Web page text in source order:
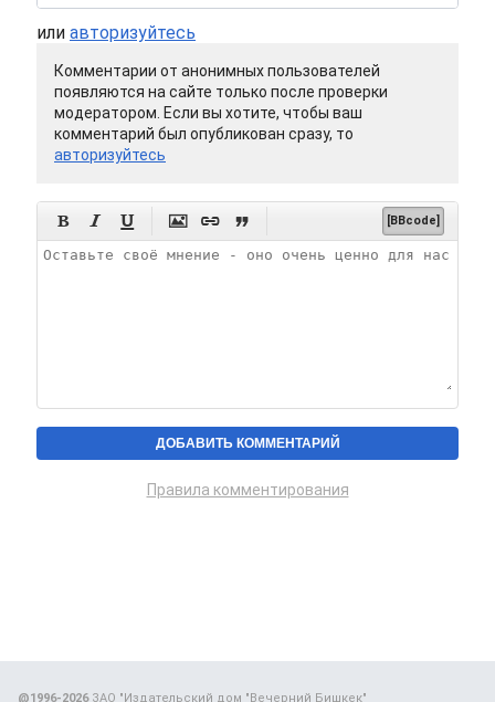
или авторизуйтесь
Комментарии от анонимных пользователей
появляются на сайте только после проверки
модератором. Если вы хотите, чтобы ваш
комментарий был опубликован сразу, то
авторизуйтесь
      [BBcode]
Правила комментирования
@1996-2026ЗАО "Издательский дом "Вечерний Бишкек"